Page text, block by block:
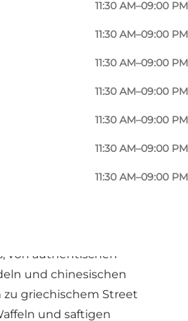
11:30 AM–09:00 PM
11:30 AM–09:00 PM
11:30 AM–09:00 PM
11:30 AM–09:00 PM
11:30 AM–09:00 PM
11:30 AM–09:00 PM
11:30 AM–09:00 PM
mit
vereint das Beste
unter einem Dach. Mit 12
und einer
, Wein- und Cocktailbar
für eine großartige
fast endlos.
von authentischen
und chinesischen
zu griechischem Street
und saftigen